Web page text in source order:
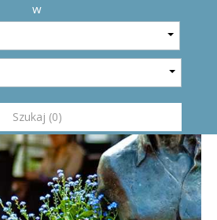
w
Szukaj (0)